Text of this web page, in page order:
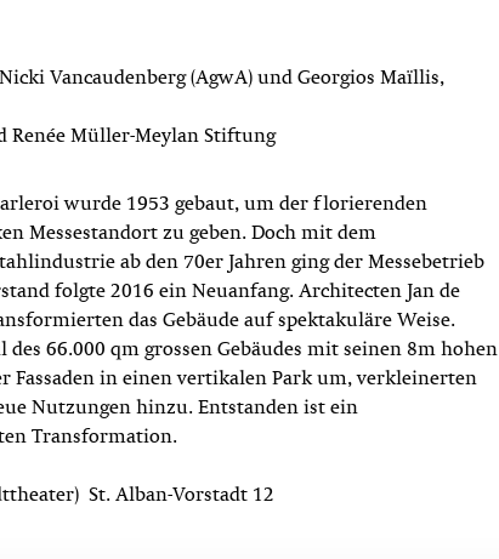
Vancaudenberg (AgwA) und Georgios Maïllis,
Renée Müller-Meylan Stiftung
wurde 1953 gebaut, um der florierenden
Messestandort zu geben. Doch mit dem
ab den 70er Jahren ging der Messebetrieb
folgte 2016 ein Neuanfang. Architecten Jan de
das Gebäude auf spektakuläre Weise.
66.000 qm grossen Gebäudes mit seinen 8m hohen
Fassaden in einen vertikalen Park um, verkleinerten
Nutzungen hinzu. Entstanden ist ein
Transformation.
St. Alban-Vorstadt 12